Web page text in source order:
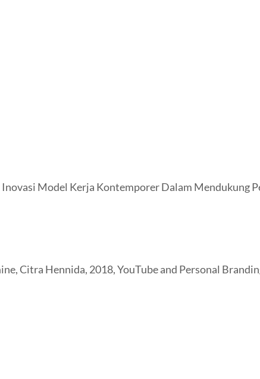
Model Kerja Kontemporer Dalam Mendukung
Citra Hennida, 2018, YouTube and Personal